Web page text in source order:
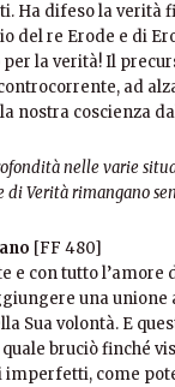
Ha difeso la
del re Erode e di
la verità! Il
ad
nostra coscienza
nelle varie
Verità rimangano
[FF 480]
con tutto l’amore
una
Sua volontà. E
bruciò finché
come